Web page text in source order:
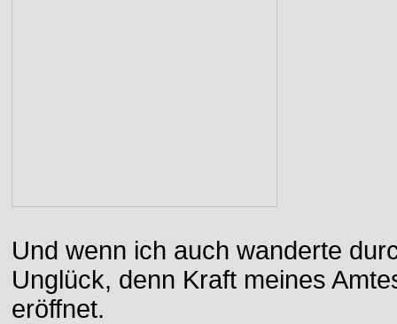
Und wenn ich auch wanderte
Unglück, denn Kraft meines
eröffnet.